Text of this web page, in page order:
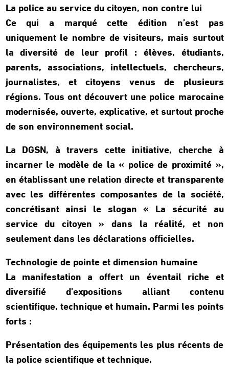
La police au service du citoyen, non contre lui
Ce qui a marqué cette édition n’est pas
uniquement le nombre de visiteurs, mais surtout
la diversité de leur profil : élèves, étudiants,
parents, associations, intellectuels, chercheurs,
journalistes, et citoyens venus de plusieurs
régions. Tous ont découvert une police marocaine
modernisée, ouverte, explicative, et surtout proche
de son environnement social.
La DGSN, à travers cette initiative, cherche à
incarner le modèle de la « police de proximité »,
en établissant une relation directe et transparente
avec les différentes composantes de la société,
concrétisant ainsi le slogan « La sécurité au
service du citoyen » dans la réalité, et non
seulement dans les déclarations officielles.
Technologie de pointe et dimension humaine
La manifestation a offert un éventail riche et
diversifié d’expositions alliant contenu
scientifique, technique et humain. Parmi les points
forts :
Présentation des équipements les plus récents de
la police scientifique et technique.